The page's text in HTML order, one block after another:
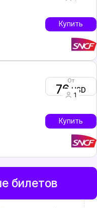
Купить
От
76USD
1
Купить
билетов